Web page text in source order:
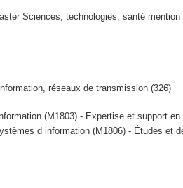
Sciences, technologies, santé
réseaux de transmission (326)
(M1803) - Expertise et support
d information (M1806) - Études et